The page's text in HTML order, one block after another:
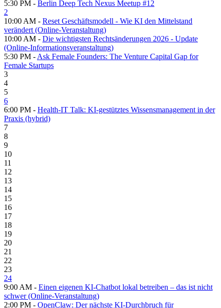
5:30 PM - Berlin Deep Tech Nexus Meetup #12
2
10:00 AM - Reset Geschäftsmodell - Wie KI den Mittelstand
verändert (Online-Veranstaltung)
10:00 AM - Die wichtigsten Rechtsänderungen 2026 - Update
(Online-Informationsveranstaltung)
5:30 PM - Ask Female Founders: The Venture Capital Gap for
Female Startups
3
4
5
6
6:00 PM - Health-IT Talk: KI-gestütztes Wissensmanagement in der
Praxis (hybrid)
7
8
9
10
11
12
13
14
15
16
17
18
19
20
21
22
23
24
9:00 AM - Einen eigenen KI-Chatbot lokal betreiben – das ist nicht
schwer (Online-Veranstaltung)
2:00 PM - OpenClaw: Der nächste KI-Durchbruch für